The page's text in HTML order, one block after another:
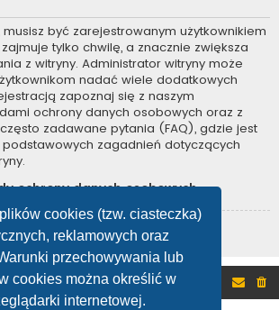
cookies (tzw. ciasteczka)
reklamowych oraz
przechowywania lub
cookies można określić w
internetowej.
być zarejestrowanym użytkownikiem
tylko chwilę, a znacznie zwiększa
z witryny. Administrator witryny może
nadać wiele dodatkowych
zapoznaj się z naszym
ochrony danych osobowych oraz z
zadawane pytania (FAQ), gdzie jest
zagadnień dotyczących
ochrony danych osobowych